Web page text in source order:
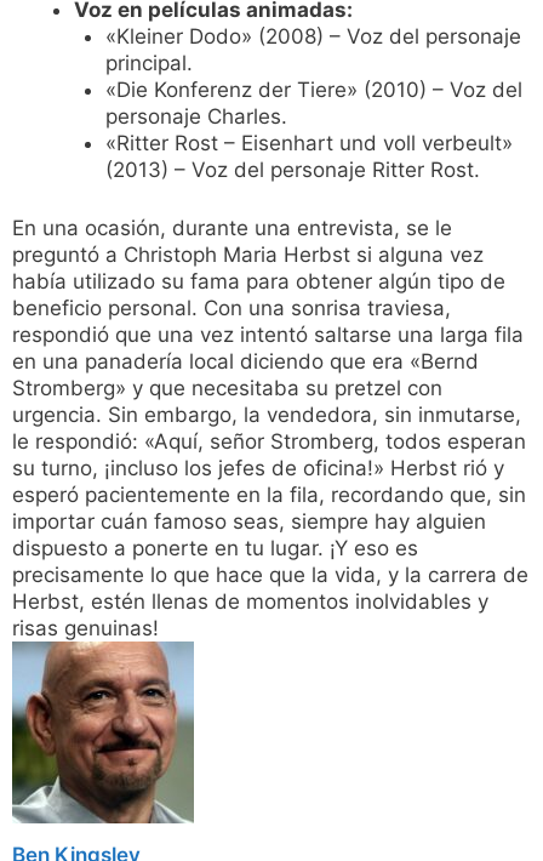
Voz en películas animadas:
«Kleiner Dodo» (2008) – Voz del personaje
principal.
«Die Konferenz der Tiere» (2010) – Voz del
personaje Charles.
«Ritter Rost – Eisenhart und voll verbeult»
(2013) – Voz del personaje Ritter Rost.
En una ocasión, durante una entrevista, se le
preguntó a Christoph Maria Herbst si alguna vez
había utilizado su fama para obtener algún tipo de
beneficio personal. Con una sonrisa traviesa,
respondió que una vez intentó saltarse una larga fila
en una panadería local diciendo que era «Bernd
Stromberg» y que necesitaba su pretzel con
urgencia. Sin embargo, la vendedora, sin inmutarse,
le respondió: «Aquí, señor Stromberg, todos esperan
su turno, ¡incluso los jefes de oficina!» Herbst rió y
esperó pacientemente en la fila, recordando que, sin
importar cuán famoso seas, siempre hay alguien
dispuesto a ponerte en tu lugar. ¡Y eso es
precisamente lo que hace que la vida, y la carrera de
Herbst, estén llenas de momentos inolvidables y
risas genuinas!
Ben Kingsley